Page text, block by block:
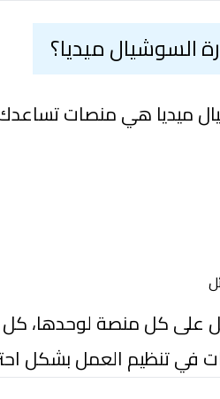
السوشيال ميديا؟
ميديا هي منصات
على كل منصة لوحدها،
في تنظيم العمل بشكل